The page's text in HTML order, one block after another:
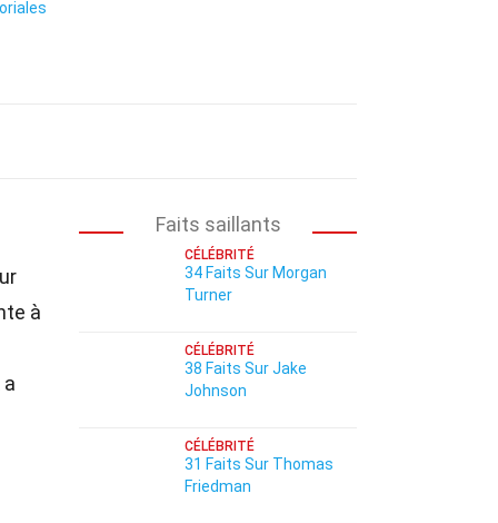
à
a
Faits saillants
CÉLÉBRITÉ
34 Faits Sur Morgan
Turner
CÉLÉBRITÉ
38 Faits Sur Jake
Johnson
CÉLÉBRITÉ
31 Faits Sur Thomas
Friedman